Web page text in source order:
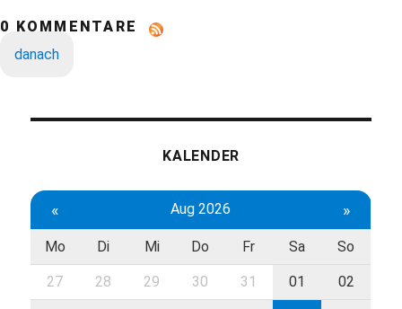
0 KOMMENTARE
danach
KALENDER
« Aug 2026 »
Mo Di Mi Do Fr Sa So
27 28 29 30 31 01 02